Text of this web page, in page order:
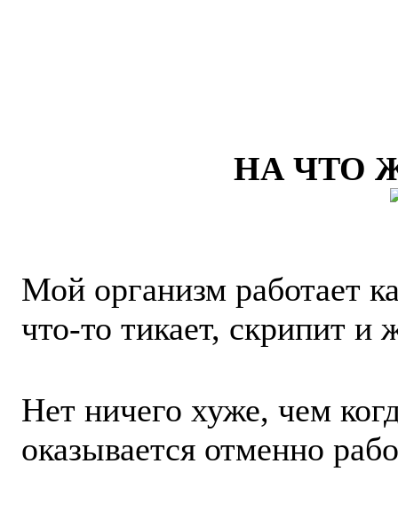
НА ЧТО
Мой организм работает
что-то тикает, скрипит и
Нет ничего хуже, чем
оказывается отменно